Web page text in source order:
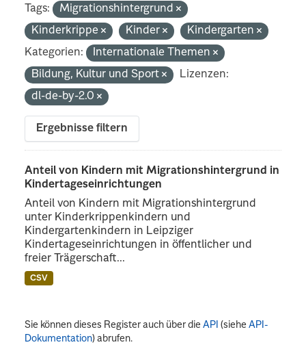
Tags:
Migrationshintergrund
Kinderkrippe
Kinder
Kindergarten
Kategorien:
Internationale Themen
Bildung, Kultur und Sport
Lizenzen:
dl-de-by-2.0
Ergebnisse filtern
Anteil von Kindern mit Migrationshintergrund in
Kindertageseinrichtungen
Anteil von Kindern mit Migrationshintergrund
unter Kinderkrippenkindern und
Kindergartenkindern in Leipziger
Kindertageseinrichtungen in öffentlicher und
freier Trägerschaft...
CSV
Sie können dieses Register auch über dieAPI (sieheAPI-
Dokumentation) abrufen.